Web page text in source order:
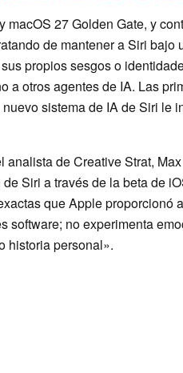
macOS 27 Golden Gate, y
de mantener a Siri bajo
propios sesgos o
a otros agentes de IA. Las
sistema de IA de Siri le
analista de Creative Strat,
Siri a través de la beta de
que Apple proporcionó
software; no experimenta
historia personal».